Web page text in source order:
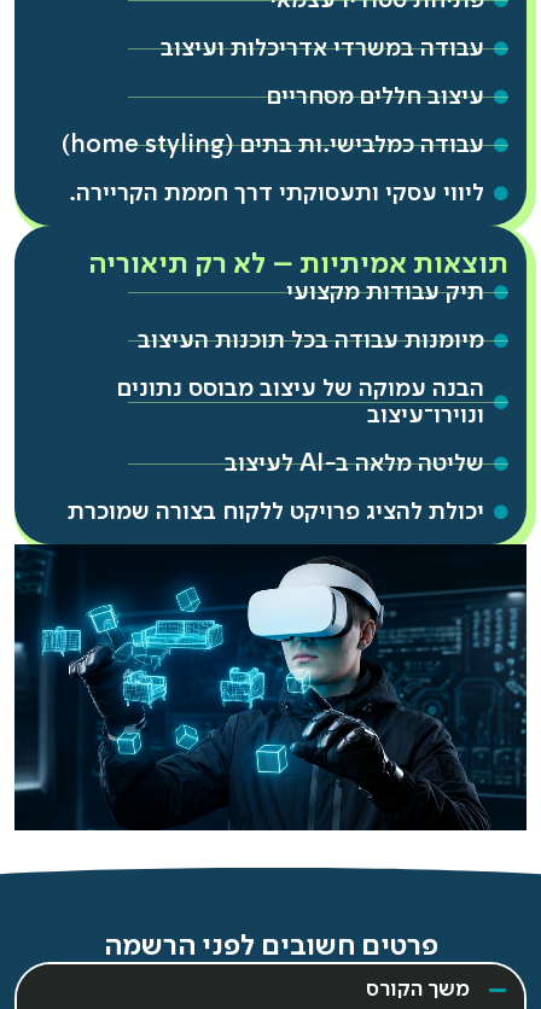
עבודה במשרדי אדריכלות ועיצוב
עיצוב חללים מסחריים
עבודה כמלבישי.ות בתים (home styling)
ליווי עסקי ותעסוקתי דרך חממת הקריירה.
תוצאות אמיתיות – לא רק תיאוריה
תיק עבודות מקצועי
מיומנות עבודה בכל תוכנות העיצוב
הבנה עמוקה של עיצוב מבוסס נתונים
ונוירו־עיצוב
שליטה מלאה ב-AI לעיצוב
יכולת להציג פרויקט ללקוח בצורה שמוכרת
פרטים חשובים לפני הרשמה
משך הקורס